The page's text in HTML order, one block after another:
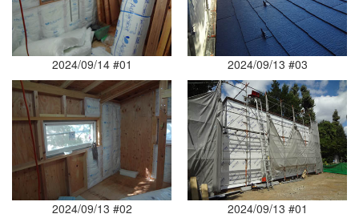
2024/09/14 #01 2024/09/13 #03
2024/09/13 #02 2024/09/13 #01